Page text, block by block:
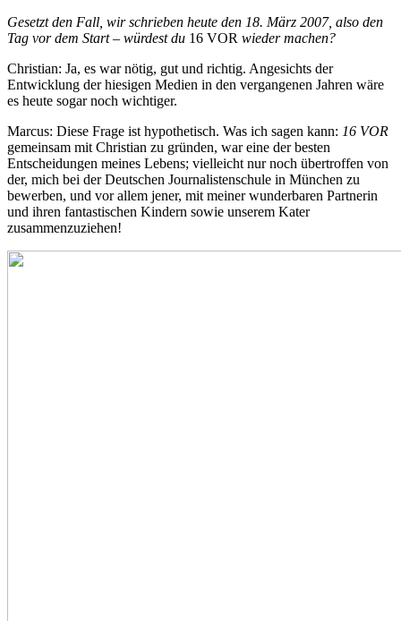
Gesetzt den Fall, wir schrieben heute den 18. März 2007, also den
Tag vor dem Start – würdest du 16 VOR wieder machen?
Christian: Ja, es war nötig, gut und richtig. Angesichts der
Entwicklung der hiesigen Medien in den vergangenen Jahren wäre
es heute sogar noch wichtiger.
Marcus: Diese Frage ist hypothetisch. Was ich sagen kann: 16 VOR
gemeinsam mit Christian zu gründen, war eine der besten
Entscheidungen meines Lebens; vielleicht nur noch übertroffen von
der, mich bei der Deutschen Journalistenschule in München zu
bewerben, und vor allem jener, mit meiner wunderbaren Partnerin
und ihren fantastischen Kindern sowie unserem Kater
zusammenzuziehen!